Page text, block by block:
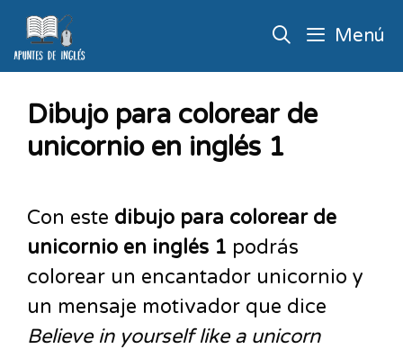
Menú
Dibujo para colorear de
unicornio en inglés 1
Con este dibujo para colorear de
unicornio en inglés 1 podrás
colorear un encantador unicornio y
un mensaje motivador que dice
Believe in yourself like a unicorn